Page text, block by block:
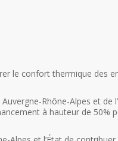
le confort thermique des
Rhône-Alpes et
à hauteur de 50%